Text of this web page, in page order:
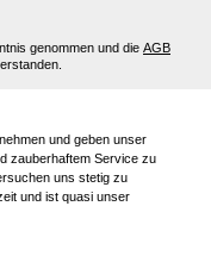
genommen und die AGB
und geben unser
zauberhaftem Service zu
uns stetig zu
und ist quasi unser